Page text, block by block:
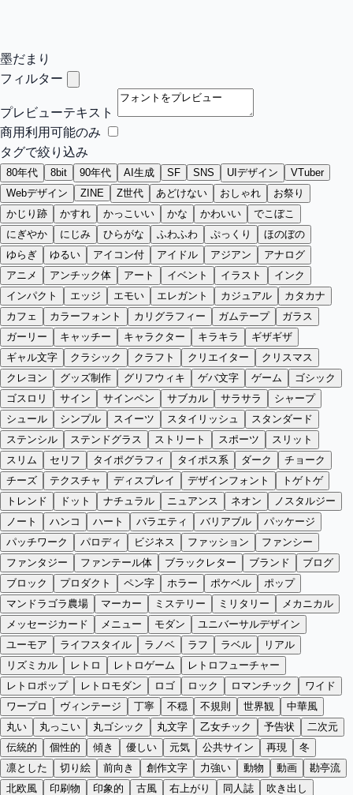
墨だまり
フィルター
プレビューテキスト
商用利用可能のみ
タグで絞り込み
80年代 8bit 90年代 AI生成 SF SNS UIデザイン
VTuber
Webデザイン
ZINE Z世代 あどけない おしゃれ
お祭り
かじり跡
かすれ かっこいい かな かわいい
でこぼこ
にぎやか
にじみ ひらがな ふわふわ ぷっくり
ほのぼの
ゆらぎ
ゆるい アイコン付 アイドル アジアン
アナログ
アニメ
アンチック体 アート イベント イラスト
インク
インパクト
エッジ エモい エレガント カジュアル
カタカナ
カフェ
カラーフォント カリグラフィー ガムテープ
ガラス
ガーリー
キャッチー キャラクター キラキラ
ギザギザ
ギャル文字
クラシック クラフト クリエイター
クリスマス
クレヨン
グッズ制作 グリフウィキ ゲバ文字 ゲーム
ゴシック
ゴスロリ
サイン サインペン サブカル サラサラ
シャープ
シュール
シンプル スイーツ スタイリッシュ
スタンダード
ステンシル
ステンドグラス ストリート スポーツ
スリット
スリム
セリフ タイポグラフィ タイポス系 ダーク
チョーク
チーズ
テクスチャ ディスプレイ デザインフォント
トゲトゲ
トレンド
ドット ナチュラル ニュアンス ネオン
ノスタルジー
ノート
ハンコ ハート バラエティ バリアブル
パッケージ
パッチワーク
パロディ ビジネス ファッション
ファンシー
ファンタジー
ファンテール体 ブラックレター ブランド
ブログ
ブロック
プロダクト ペン字 ホラー ポケベル
ポップ
マンドラゴラ農場
マーカー ミステリー ミリタリー
メカニカル
メッセージカード
メニュー モダン
ユニバーサルデザイン
ユーモア
ライフスタイル ラノベ ラフ ラベル
リアル
リズミカル
レトロ レトロゲーム
レトロフューチャー
レトロポップ
レトロモダン ロゴ ロック ロマンチック
ワイド
ワープロ
ヴィンテージ 丁寧 不穏 不規則 世界観
中華風
丸い
丸っこい 丸ゴシック 丸文字 乙女チック 予告状
二次元
伝統的
個性的 傾き 優しい 元気 公共サイン 再現
冬
凛とした
切り絵 前向き 創作文字 力強い 動物 動画
勘亭流
北欧風
印刷物 印象的 古風 右上がり 同人誌
吹き出し